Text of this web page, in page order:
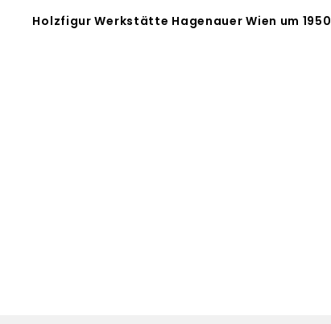
Holzfigur Werkstätte Hagenauer Wien um 1950